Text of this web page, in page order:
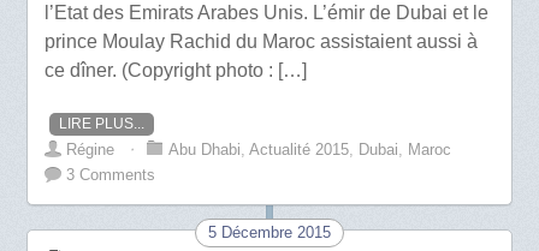
l’Etat des Emirats Arabes Unis. L’émir de Dubai et le
prince Moulay Rachid du Maroc assistaient aussi à
ce dîner. (Copyright photo : […]
LIRE PLUS...
Régine ⋅ Abu Dhabi,Actualité 2015, Dubai, Maroc
3 Comments
5 Décembre 2015